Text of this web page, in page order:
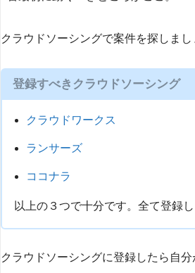
クラウドソーシングで案件を探しまし
登録すべきクラウドソーシング
クラウドワークス
ランサーズ
ココナラ
以上の３つで十分です。全て登録し
クラウドソーシングに登録したら自